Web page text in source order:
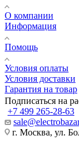
О компании
Информация
Помощь
Условия оплаты
Условия доставки
Гарантия на товар
Подписаться на
+7 499 265-28-63
г. Москва, ул.